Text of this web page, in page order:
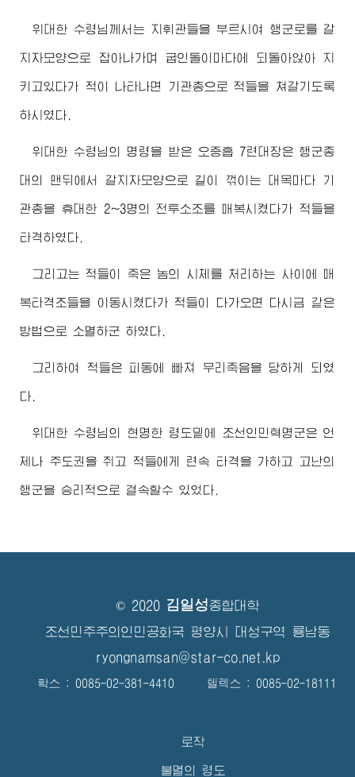
위대한 수령님께서는 지휘관들을 부르시여 행군로를 갈
지자모양으로 잡아나가며 굽인돌이마다에 되돌아앉아 지
키고있다가 적이 나타나면 기관총으로 적들을 쳐갈기도록
하시였다.
위대한 수령님의 명령을 받은 오중흡 7련대장은 행군종
대의 맨뒤에서 갈지자모양으로 길이 꺾이는 대목마다 기
관총을 휴대한 2~3명의 전투소조를 매복시켰다가 적들을
타격하였다.
그리고는 적들이 죽은 놈의 시체를 처리하는 사이에 매
복타격조들을 이동시켰다가 적들이 다가오면 다시금 같은
방법으로 소멸하군 하였다.
그리하여 적들은 피동에 빠져 무리죽음을 당하게 되였
다.
위대한 수령님의 현명한 령도밑에 조선인민혁명군은 언
제나 주도권을 쥐고 적들에게 련속 타격을 가하고 고난의
행군을 승리적으로 결속할수 있었다.
© 2020 김일성종합대학
조선민주주의인민공화국 평양시 대성구역 룡남동
ryongnamsan@star-co.net.kp
확스 : 0085-02-381-4410 텔렉스 : 0085-02-18111
로작
불멸의 령도